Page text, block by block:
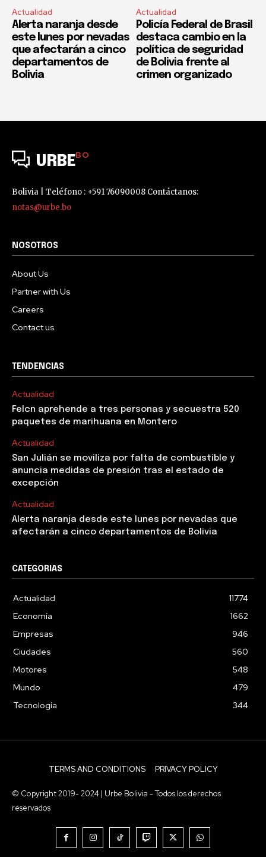
Actualidad
Alerta naranja desde
este lunes por nevadas
que afectarán a cinco
departamentos de
Bolivia
Actualidad
Policía Federal de Brasil
destaca cambio en la
política de seguridad
de Bolivia frente al
crimen organizado
URBEBO
Bolivia | Teléfono : +591 76090008 Contáctanos:
notas@urbe.bo
NOSOTROS
About Us
Partner with Us
Careers
Contact us
TENDENCIAS
Actualidad
Felcn aprehende a tres personas y secuestra 520
paquetes de marihuana en Montero
Actualidad
San Julián se moviliza por falta de combustible y
anuncia medidas de presión tras el estado de
excepción
Actualidad
Alerta naranja desde este lunes por nevadas que
afectarán a cinco departamentos de Bolivia
CATEGORIAS
Actualidad
11774
Economía
1662
Empresas
946
Ciudades
560
Motores
548
Mundo
479
Tecnología
344
TERMS AND CONDITIONS PRIVACY POLICY
© Copyright 2019- 2024 | Urbe Bolivia - Todos los derechos
reservados